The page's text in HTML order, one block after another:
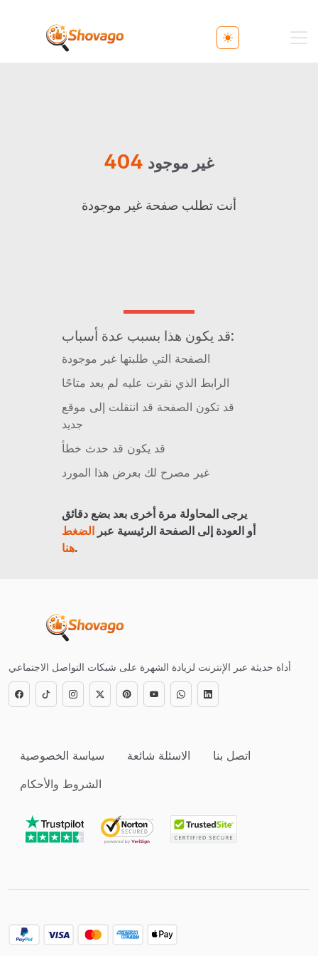
Toggle theme
404 غير موجود
أنت تطلب صفحة غير موجودة
قد يكون هذا بسبب عدة أسباب:
الصفحة التي طلبتها غير موجودة
الرابط الذي نقرت عليه لم يعد متاحًا
قد تكون الصفحة قد انتقلت إلى موقع
جديد
قد يكون قد حدث خطأ
غير مصرح لك بعرض هذا المورد
يرجى المحاولة مرة أخرى بعد بضع دقائق
أو العودة إلى الصفحة الرئيسية عبرالضغط
هنا.
أداة حديثة عبر الإنترنت لزيادة الشهرة على شبكات التواصل الاجتماعي
سياسة الخصوصية الاسئلة شائعة
اتصل بنا
الشروط والأحكام